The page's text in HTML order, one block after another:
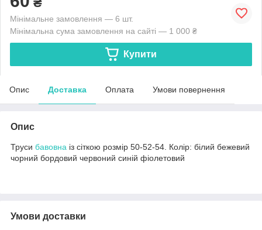
Мінімальне замовлення — 6 шт.
Мінімальна сума замовлення на сайті — 1 000 ₴
Купити
Опис Доставка Оплата Умови повернення
Опис
Труси бавовна із сіткою розмір 50-52-54. Колір: білий бежевий
чорний бордовий червоний синій фіолетовий
Умови доставки